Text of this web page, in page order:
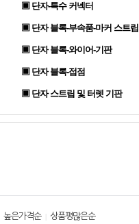
▣ 단자-특수 커넥터
▣ 단자 블록-부속품-마커 스트립
▣ 단자 블록-와이어-기판
▣ 단자 블록-접점
▣ 단자 스트립 및 터렛 기판
높은가격순| 상품평많은순